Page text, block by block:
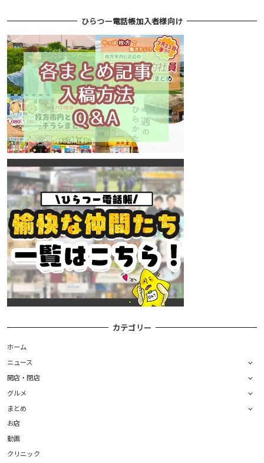
ひらつー電話帳加入者様向け
カテゴリー
ホーム
ニュース
開店・閉店
グルメ
まとめ
お店
動画
クリニック